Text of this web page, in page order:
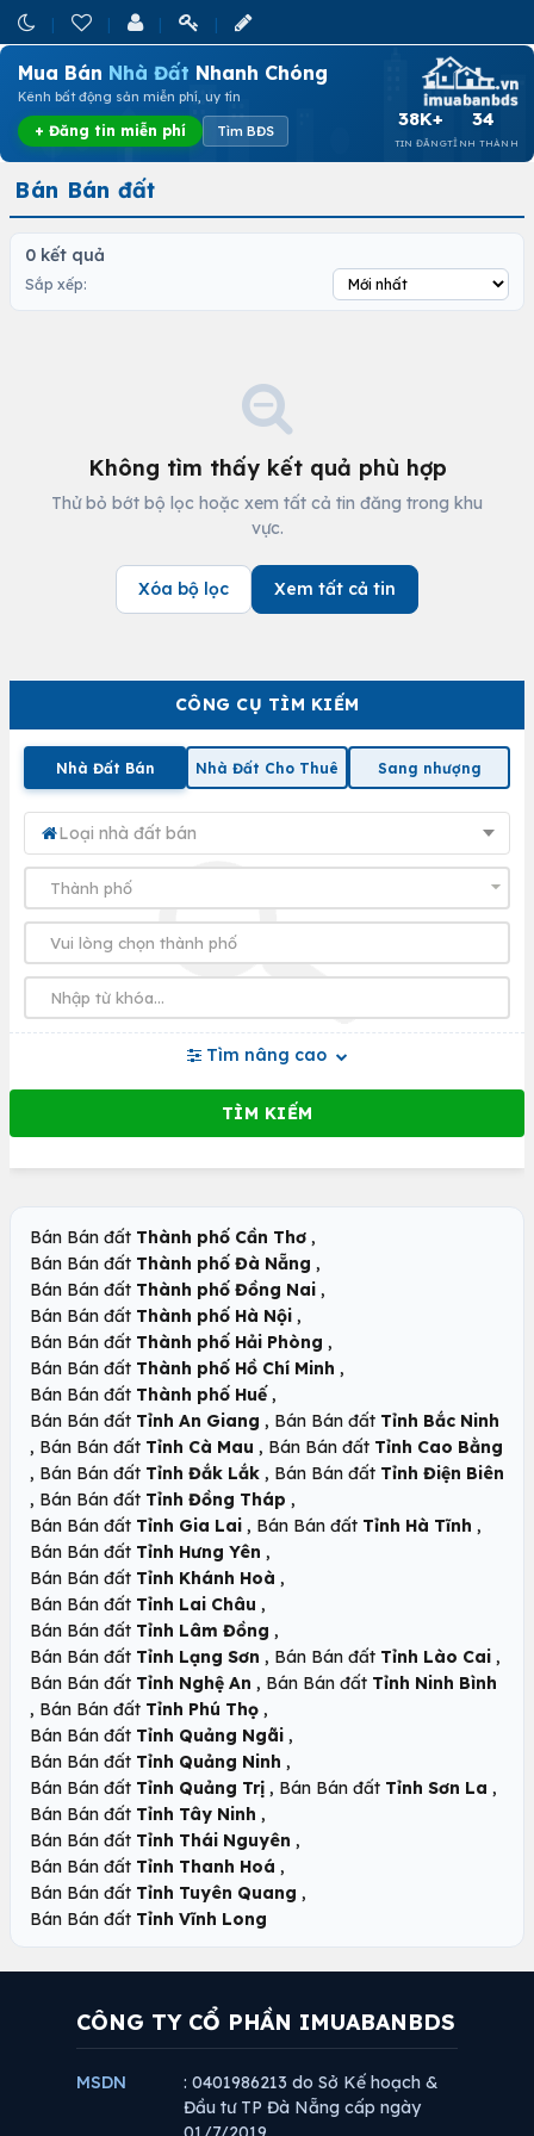
Mua Bán Nhà Đất Nhanh Chóng
Kênh bất động sản miễn phí, uy tín
+ Đăng tin miễn phí Tìm BĐS
38K+
TIN ĐĂNG
34
TỈNH THÀNH
CÔNG CỤ TÌM KIẾM
Nhà Đất Bán Nhà Đất Cho Thuê Sang nhượng
Loại nhà đất bán
Tìm nâng cao
Bán Bán đất
0 kết quả
Sắp xếp:
Không tìm thấy kết quả phù hợp
Thử bỏ bớt bộ lọc hoặc xem tất cả tin đăng trong khu
vực.
Xóa bộ lọc Xem tất cả tin
Bán Bán đất Thành phố Cần Thơ ,
Bán Bán đất Thành phố Đà Nẵng ,
Bán Bán đất Thành phố Đồng Nai ,
Bán Bán đất Thành phố Hà Nội ,
Bán Bán đất Thành phố Hải Phòng ,
Bán Bán đất Thành phố Hồ Chí Minh ,
Bán Bán đất Thành phố Huế ,
Bán Bán đất Tỉnh An Giang , Bán Bán đất Tỉnh Bắc Ninh
, Bán Bán đất Tỉnh Cà Mau , Bán Bán đất Tỉnh Cao Bằng
, Bán Bán đất Tỉnh Đắk Lắk , Bán Bán đất Tỉnh Điện Biên
, Bán Bán đất Tỉnh Đồng Tháp ,
Bán Bán đất Tỉnh Gia Lai , Bán Bán đất Tỉnh Hà Tĩnh ,
Bán Bán đất Tỉnh Hưng Yên ,
Bán Bán đất Tỉnh Khánh Hoà ,
Bán Bán đất Tỉnh Lai Châu ,
Bán Bán đất Tỉnh Lâm Đồng ,
Bán Bán đất Tỉnh Lạng Sơn , Bán Bán đất Tỉnh Lào Cai ,
Bán Bán đất Tỉnh Nghệ An , Bán Bán đất Tỉnh Ninh Bình
, Bán Bán đất Tỉnh Phú Thọ ,
Bán Bán đất Tỉnh Quảng Ngãi ,
Bán Bán đất Tỉnh Quảng Ninh ,
Bán Bán đất Tỉnh Quảng Trị , Bán Bán đất Tỉnh Sơn La ,
Bán Bán đất Tỉnh Tây Ninh ,
Bán Bán đất Tỉnh Thái Nguyên ,
Bán Bán đất Tỉnh Thanh Hoá ,
Bán Bán đất Tỉnh Tuyên Quang ,
Bán Bán đất Tỉnh Vĩnh Long
CÔNG TY CỔ PHẦN IMUABANBDS
MSDN
: 0401986213 do Sở Kế hoạch &
Đầu tư TP Đà Nẵng cấp ngày